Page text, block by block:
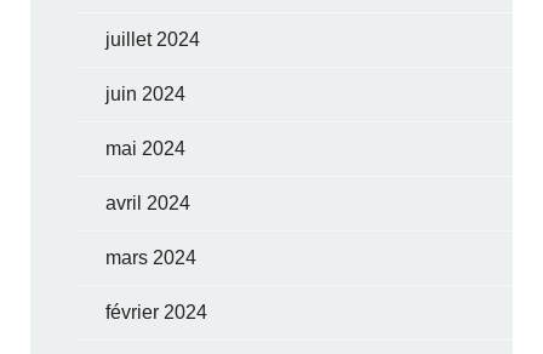
juillet 2024
juin 2024
mai 2024
avril 2024
mars 2024
février 2024